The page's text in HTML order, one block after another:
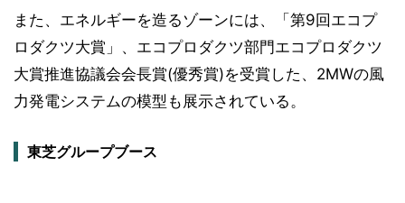
また、エネルギーを造るゾーンには、「第9回エコプ
ロダクツ大賞」、エコプロダクツ部門エコプロダクツ
大賞推進協議会会長賞(優秀賞)を受賞した、2MWの風
力発電システムの模型も展示されている。
東芝グループブース